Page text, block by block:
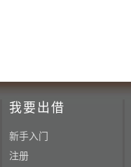
我要出借
新手入门
注册